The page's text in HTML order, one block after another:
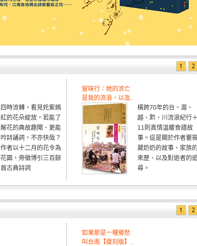
四時流轉，看見奼紫嫣
紅的花朵綻放，若能了
解花的典故趣聞、更能
吟詩誦詞，不亦快哉？
作者以十二月的花令為
花園，旁徵博引三百餘
首古典詩詞
留味行：她的流亡
是我的流浪，以及..
橫跨70年的台、滬、
越、黔、川流浪紀行＋
11則真情溫暖食譜故
事。這是關於作者瞿
葳奶奶的故事、家族的
來歷、以及對逝者的追
尋。
如果那是一種鄉愁
叫台南【復刻版】..